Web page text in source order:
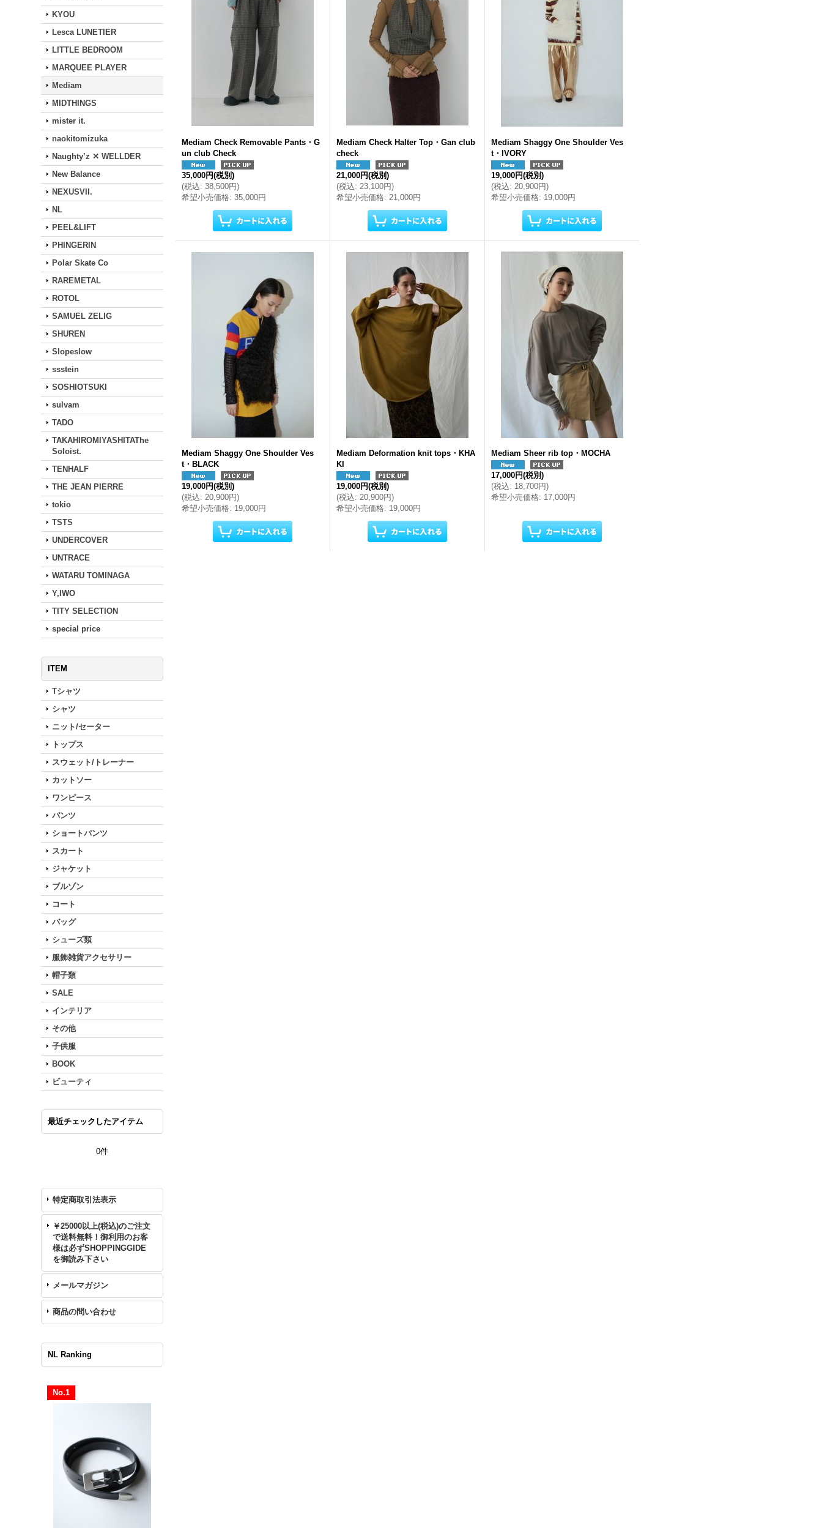
KYOU
Lesca LUNETIER
LITTLE BEDROOM
MARQUEE PLAYER
Mediam
MIDTHINGS
mister it.
naokitomizuka
Naughty’z ✕ WELLDER
New Balance
NEXUSVII.
NL
PEEL&LIFT
PHINGERIN
Polar Skate Co
RAREMETAL
ROTOL
SAMUEL ZELIG
SHUREN
Slopeslow
ssstein
SOSHIOTSUKI
sulvam
TADO
TAKAHIROMIYASHITAThe
Soloist.
TENHALF
THE JEAN PIERRE
tokio
TSTS
UNDERCOVER
UNTRACE
WATARU TOMINAGA
Y,IWO
TITY SELECTION
special price
ITEM
Tシャツ
シャツ
ニット/セーター
トップス
スウェット/トレーナー
カットソー
ワンピース
パンツ
ショートパンツ
スカート
ジャケット
ブルゾン
コート
バッグ
シューズ類
服飾雑貨アクセサリー
帽子類
SALE
インテリア
その他
子供服
BOOK
ビューティ
最近チェックしたアイテム
0件
特定商取引法表示
￥25000以上(税込)のご注文
で送料無料！御利用のお客
様は必ずSHOPPINGGIDE
を御読み下さい
メールマガジン
商品の問い合わせ
NL Ranking
No.1
Mediam Check Removable Pants・G
un club Check
35,000円(税別)
(税込: 38,500円)
希望小売価格: 35,000円
Mediam Check Halter Top・Gan club
check
21,000円(税別)
(税込: 23,100円)
希望小売価格: 21,000円
Mediam Shaggy One Shoulder Ves
t・IVORY
19,000円(税別)
(税込: 20,900円)
希望小売価格: 19,000円
Mediam Shaggy One Shoulder Ves
t・BLACK
19,000円(税別)
(税込: 20,900円)
希望小売価格: 19,000円
Mediam Deformation knit tops・KHA
KI
19,000円(税別)
(税込: 20,900円)
希望小売価格: 19,000円
Mediam Sheer rib top・MOCHA
17,000円(税別)
(税込: 18,700円)
希望小売価格: 17,000円